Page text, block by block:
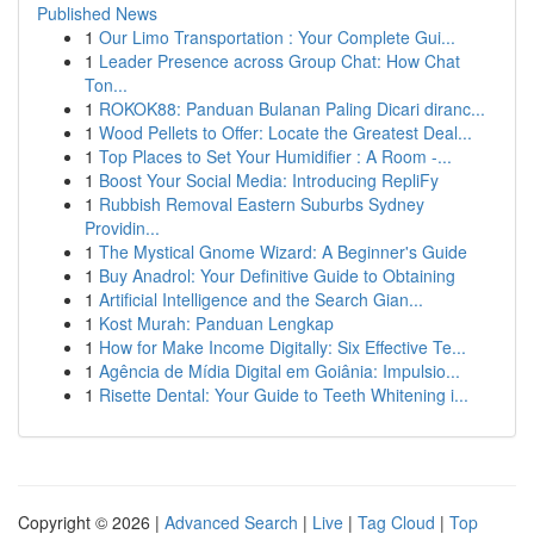
Published News
1 Our Limo Transportation : Your Complete Gui...
1 Leader Presence across Group Chat: How Chat
Ton...
1 ROKOK88: Panduan Bulanan Paling Dicari diranc...
1 Wood Pellets to Offer: Locate the Greatest Deal...
1 Top Places to Set Your Humidifier : A Room -...
1 Boost Your Social Media: Introducing RepliFy
1 Rubbish Removal Eastern Suburbs Sydney
Providin...
1 The Mystical Gnome Wizard: A Beginner's Guide
1 Buy Anadrol: Your Definitive Guide to Obtaining
1 Artificial Intelligence and the Search Gian...
1 Kost Murah: Panduan Lengkap
1 How for Make Income Digitally: Six Effective Te...
1 Agência de Mídia Digital em Goiânia: Impulsio...
1 Risette Dental: Your Guide to Teeth Whitening i...
Copyright © 2026 | Advanced Search | Live | Tag Cloud | Top